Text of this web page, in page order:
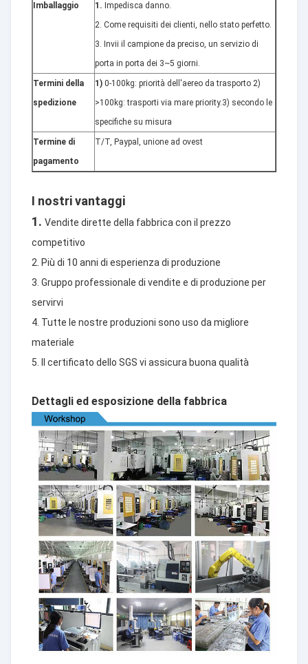
Imballaggio 1. Impedisca danno.
2. Come requisiti dei clienti, nello stato perfetto.
3. Invii il campione da preciso, un servizio di
porta in porta dei 3~5 giorni.
Termini della
spedizione
1) 0-100kg: priorità dell'aereo da trasporto 2)
>100kg: trasporti via mare priority.3) secondo le
specifiche su misura
Termine di
pagamento
T/T, Paypal, unione ad ovest
I nostri vantaggi
1. Vendite dirette della fabbrica con il prezzo
competitivo
2. Più di 10 anni di esperienza di produzione
3. Gruppo professionale di vendite e di produzione per
servirvi
4. Tutte le nostre produzioni sono uso da migliore
materiale
5. Il certificato dello SGS vi assicura buona qualità
Dettagli ed esposizione della fabbrica